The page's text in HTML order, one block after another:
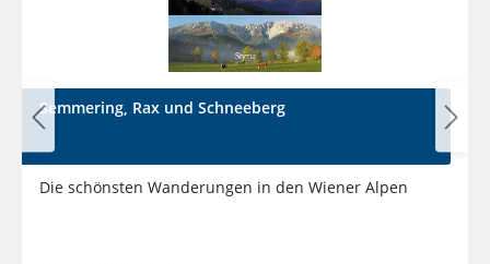
Semmering, Rax und Schneeberg
Die schönsten Wanderungen in den Wiener Alpen